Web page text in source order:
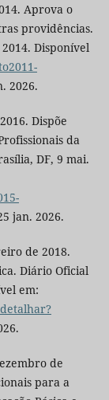
Aprova o
providências.
Disponível
2026.
Dispõe
da
DF, 9 mai.
jan. 2026.
de 2018.
Diário Oficial
em:
de
para a